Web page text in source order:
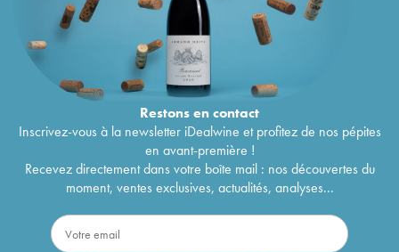
Restons encontact
Inscrivez-vous à la newsletter iDealwine et profitez de nos pépites
en avant-première !
Recevez directement dans votre boîte mail : nos découvertes du
moment, ventes exclusives, actualités, analyses...